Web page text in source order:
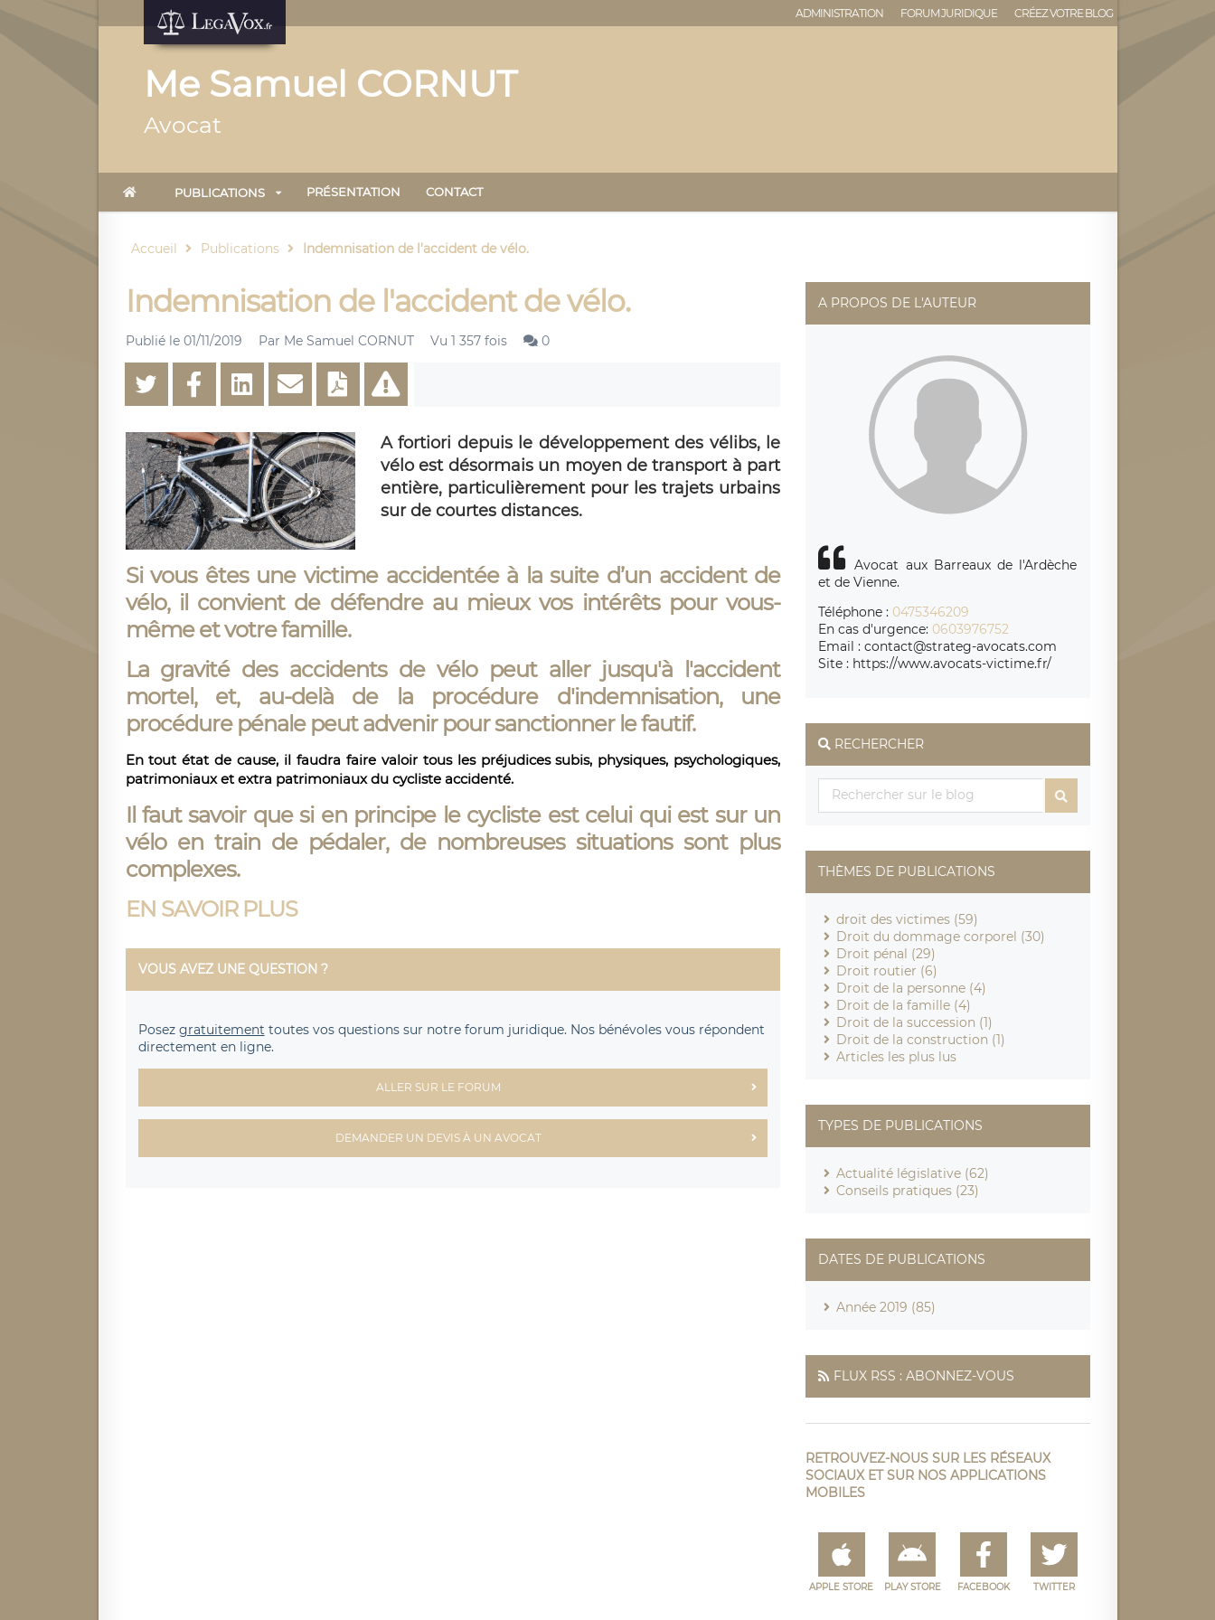
ADMINISTRATION FORUM JURIDIQUE CRÉEZ VOTRE BLOG
Me Samuel CORNUT
Avocat
PUBLICATIONS PRÉSENTATION CONTACT
Accueil Publications Indemnisation de l'accident de vélo.
Indemnisation de l'accident de vélo.
Publié le 01/11/2019 Par Me Samuel CORNUT Vu 1 357 fois 0
A fortiori depuis le développement des vélibs, le
vélo est désormais un moyen de transport à part
entière, particulièrement pour les trajets urbains
sur de courtes distances.
Si vous êtes une victime accidentée à la suite d’un accident de
vélo, il convient de défendre au mieux vos intérêts pour vous-
même et votre famille.
La gravité des accidents de vélo peut aller jusqu'à l'accident
mortel, et, au-delà de la procédure d'indemnisation, une
procédure pénale peut advenir pour sanctionner le fautif.
En tout état de cause, il faudra faire valoir tous les préjudices subis, physiques, psychologiques,
patrimoniaux et extra patrimoniaux du cycliste accidenté.
Il faut savoir que si en principe le cycliste est celui qui est sur un
vélo en train de pédaler, de nombreuses situations sont plus
complexes.
EN SAVOIR PLUS
VOUS AVEZ UNE QUESTION ?
Posez gratuitement toutes vos questions sur notre forum juridique. Nos bénévoles vous répondent
directement en ligne.
ALLER SUR LE FORUM
DEMANDER UN DEVIS À UN AVOCAT
A PROPOS DE L'AUTEUR
Avocat aux Barreaux de l'Ardèche
et de Vienne.
Téléphone : 0475346209
En cas d'urgence: 0603976752
Email : contact@strateg-avocats.com
Site : https://www.avocats-victime.fr/
RECHERCHER
THÈMES DE PUBLICATIONS
droit des victimes (59)
Droit du dommage corporel (30)
Droit pénal (29)
Droit routier (6)
Droit de la personne (4)
Droit de la famille (4)
Droit de la succession (1)
Droit de la construction (1)
Articles les plus lus
TYPES DE PUBLICATIONS
Actualité législative (62)
Conseils pratiques (23)
DATES DE PUBLICATIONS
Année 2019 (85)
FLUX RSS : ABONNEZ-VOUS
RETROUVEZ-NOUS SUR LES RÉSEAUX
SOCIAUX ET SUR NOS APPLICATIONS
MOBILES
APPLE STORE PLAY STORE FACEBOOK TWITTER